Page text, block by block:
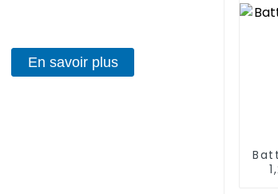
En savoir plus